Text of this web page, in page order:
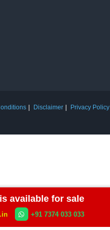
available for sale
+91 7374 033 033
Disclaimer Privacy Policy